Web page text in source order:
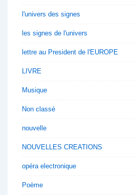
l'univers des signes
les signes de l'univers
lettre au President de l'EUROPE
LIVRE
Musique
Non classé
nouvelle
NOUVELLES CREATIONS
opéra electronique
Poème